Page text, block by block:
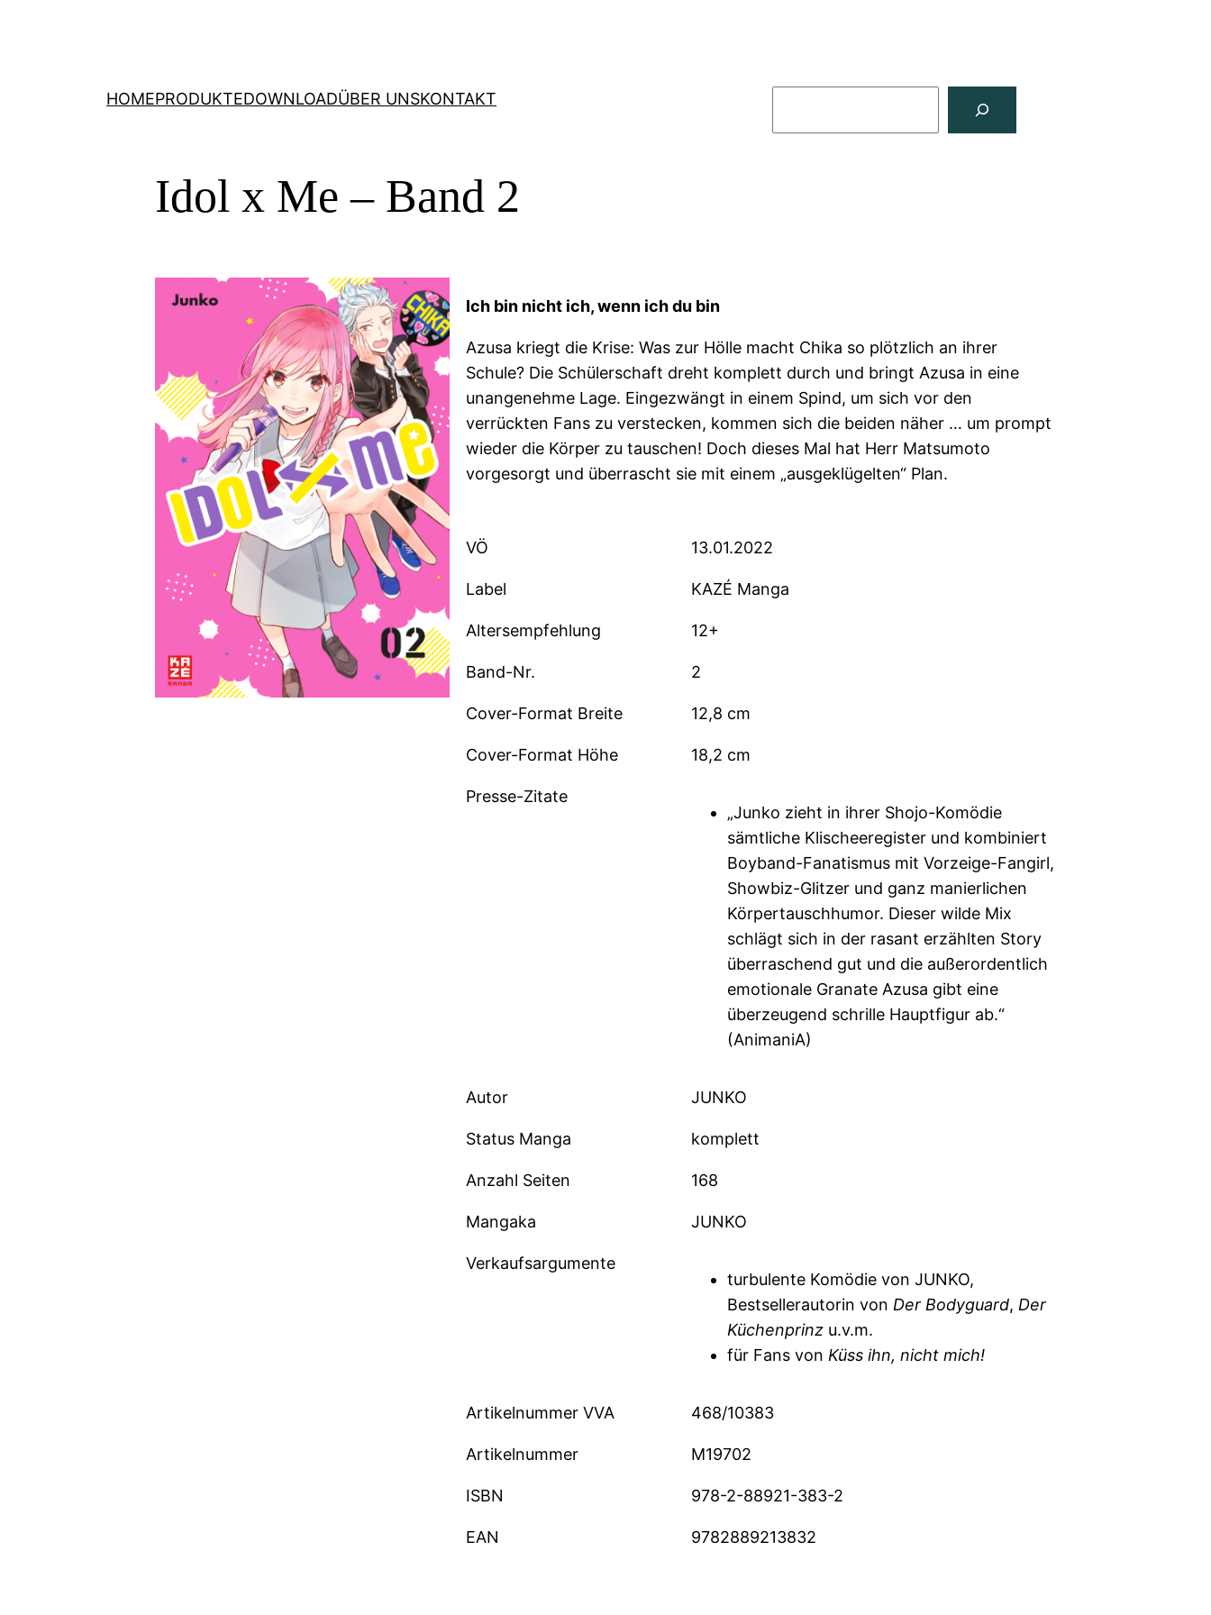
HOMEPRODUKTEDOWNLOADÜBER UNSKONTAKT
Idol x Me – Band 2
Ich bin nicht ich, wenn ich du bin
Azusa kriegt die Krise: Was zur Hölle macht Chika so plötzlich an ihrer
Schule? Die Schülerschaft dreht komplett durch und bringt Azusa in eine
unangenehme Lage. Eingezwängt in einem Spind, um sich vor den
verrückten Fans zu verstecken, kommen sich die beiden näher … um prompt
wieder die Körper zu tauschen! Doch dieses Mal hat Herr Matsumoto
vorgesorgt und überrascht sie mit einem „ausgeklügelten“ Plan.
VÖ 13.01.2022
Label KAZÉ Manga
Altersempfehlung 12+
Band-Nr. 2
Cover-Format Breite 12,8 cm
Cover-Format Höhe 18,2 cm
Presse-Zitate
„Junko zieht in ihrer Shojo-Komödie
sämtliche Klischeeregister und kombiniert
Boyband-Fanatismus mit Vorzeige-Fangirl,
Showbiz-Glitzer und ganz manierlichen
Körpertauschhumor. Dieser wilde Mix
schlägt sich in der rasant erzählten Story
überraschend gut und die außerordentlich
emotionale Granate Azusa gibt eine
überzeugend schrille Hauptfigur ab.“
(AnimaniA)
Autor JUNKO
Status Manga komplett
Anzahl Seiten 168
Mangaka JUNKO
Verkaufsargumente
turbulente Komödie von JUNKO,
Bestsellerautorin von Der Bodyguard, Der
Küchenprinzu.v.m.
für Fans von Küss ihn, nicht mich!
Artikelnummer VVA 468/10383
Artikelnummer M19702
ISBN 978-2-88921-383-2
EAN 9782889213832